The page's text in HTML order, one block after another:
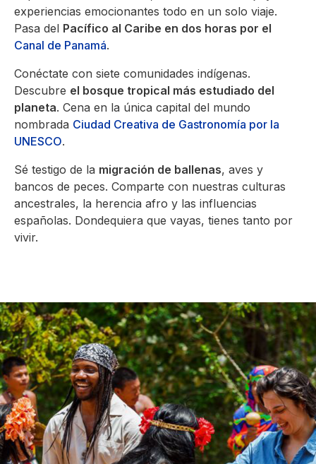
experiencias emocionantes todo en un solo viaje.
Pasa del Pacífico al Caribe en dos horas por el
Canal de Panamá.
Conéctate con siete comunidades indígenas.
Descubre el bosque tropical más estudiado del
planeta. Cena en la única capital del mundo
nombrada Ciudad Creativa de Gastronomía por la
UNESCO.
Sé testigo de la migración de ballenas, aves y
bancos de peces. Comparte con nuestras culturas
ancestrales, la herencia afro y las influencias
españolas. Dondequiera que vayas, tienes tanto por
vivir.